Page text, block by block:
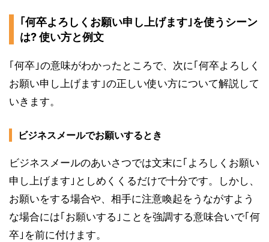
｢何卒よろしくお願い申し上げます｣を使うシーン
は? 使い方と例文
｢何卒｣の意味がわかったところで、次に｢何卒よろしく
お願い申し上げます｣の正しい使い方について解説して
いきます。
ビジネスメールでお願いするとき
ビジネスメールのあいさつでは文末に｢よろしくお願い
申し上げます｣としめくくるだけで十分です。しかし、
お願いをする場合や、相手に注意喚起をうながすよう
な場合には｢お願いする｣ことを強調する意味合いで｢何
卒｣を前に付けます。